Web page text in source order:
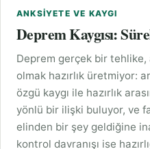
ANKSIYETE VE KAYGI
Deprem Kaygısı:
Deprem gerçek bir
olmak hazırlık üretmiyor:
özgü kaygı ile hazırlık
yönlü bir ilişki buluyor, ve
elinden bir şey geldiğine
kontrol davranışı ise